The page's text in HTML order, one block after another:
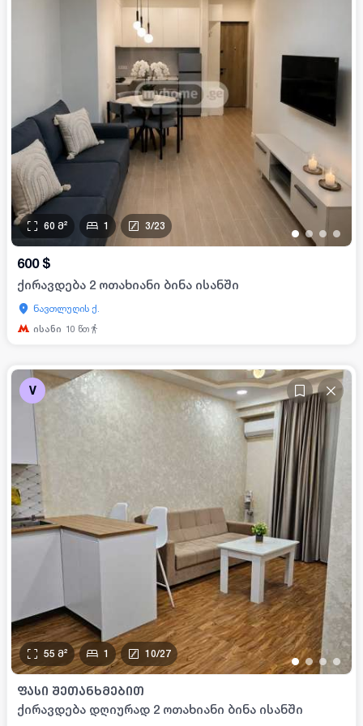
•• • •
60 მ² 1 3/23
600 $
ქირავდება 2 ოთახიანი ბინა ისანში
ნავთლუღის ქ.
ისანი 10 წთ
V
••• •
55 მ² 1 10/27
ᲤᲐᲡᲘ ᲨᲔᲗᲐᲜᲮᲛᲔᲑᲘᲗ
ქირავდება დღიურად 2 ოთახიანი ბინა ისანში